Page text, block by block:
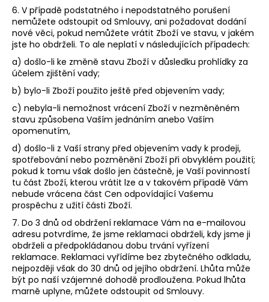
6. V případě podstatného i nepodstatného porušení
nemůžete odstoupit od Smlouvy, ani požadovat dodání
nové věci, pokud nemůžete vrátit Zboží ve stavu, v jakém
jste ho obdrželi. To ale neplatí v následujících případech:
a) došlo-li ke změně stavu Zboží v důsledku prohlídky za
účelem zjištění vady;
b) bylo-li Zboží použito ještě před objevením vady;
c) nebyla-li nemožnost vrácení Zboží v nezměněném
stavu způsobena Vaším jednáním anebo Vaším
opomenutím,
d) došlo-li z Vaší strany před objevením vady k prodeji,
spotřebování nebo pozměnění Zboží při obvyklém použití;
pokud k tomu však došlo jen částečně, je Vaší povinností
tu část Zboží, kterou vrátit lze a v takovém případě Vám
nebude vrácena část Cen odpovídající Vašemu
prospěchu z užití části Zboží.
7. Do 3 dnů od obdržení reklamace Vám na e-mailovou
adresu potvrdíme, že jsme reklamaci obdrželi, kdy jsme ji
obdrželi a předpokládanou dobu trvání vyřízení
reklamace. Reklamaci vyřídíme bez zbytečného odkladu,
nejpozději však do 30 dnů od jejího obdržení. Lhůta může
být po naší vzájemné dohodě prodloužena. Pokud lhůta
marně uplyne, můžete odstoupit od Smlouvy.